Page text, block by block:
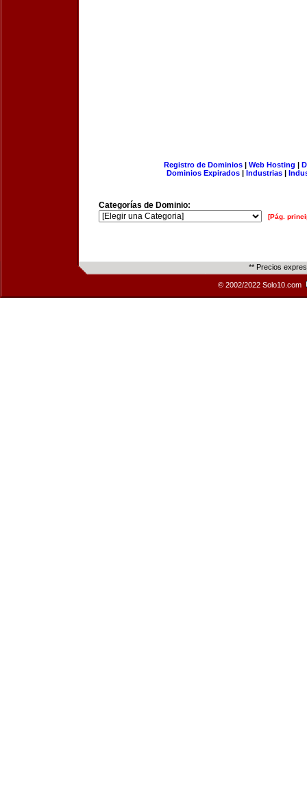
Registro de Dominios| Web Hosting |
Dominios Expirados | Industrias |
Categorías de Dominio:
[Pág.
** Precios
© 2002/2022 Solo10.com